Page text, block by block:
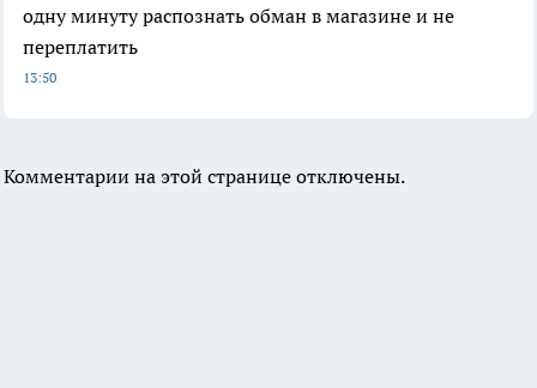
одну минуту распознать обман в магазине и не
переплатить
13:50
Комментарии на этой странице отключены.